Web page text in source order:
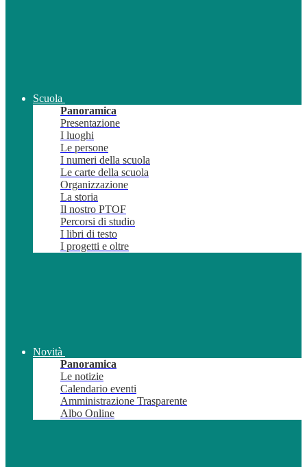
Scuola
Panoramica
Presentazione
I luoghi
Le persone
I numeri della scuola
Le carte della scuola
Organizzazione
La storia
Il nostro PTOF
Percorsi di studio
I libri di testo
I progetti e oltre
Novità
Panoramica
Le notizie
Calendario eventi
Amministrazione Trasparente
Albo Online